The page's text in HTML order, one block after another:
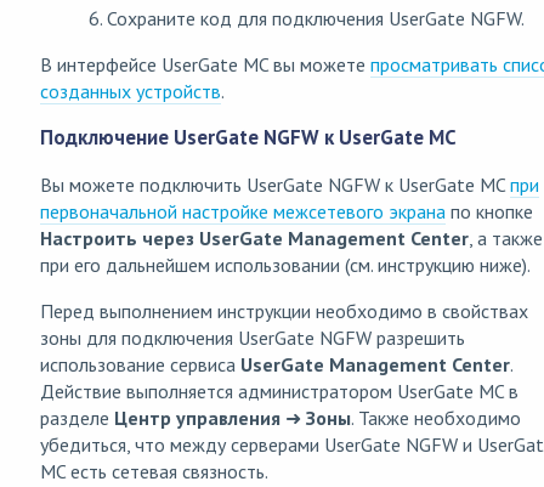
6. Сохраните код для подключения UserGate NGFW.
В интерфейсе UserGate MC вы можете просматривать
созданных устройств.
Подключение UserGate NGFW к UserGate MC
Вы можете подключить UserGate NGFW к UserGate MC при
первоначальной настройке межсетевого экрана по кнопке
Настроить через UserGate Management Center , а также
при его дальнейшем использовании (см. инструкцию ниже).
Перед выполнением инструкции необходимо в свойствах
зоны для подключения UserGate NGFW разрешить
использование сервиса UserGate Management Center.
Действие выполняется администратором UserGate MC в
разделе Центр управления ➜ Зоны. Также необходимо
убедиться, что между серверами UserGate NGFW и
MC есть сетевая связность.